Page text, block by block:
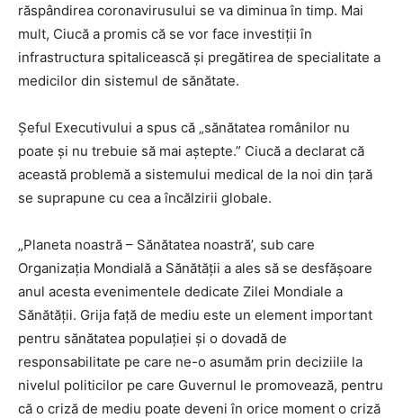
răspândirea coronavirusului se va diminua în timp. Mai
mult, Ciucă a promis că se vor face investiții în
infrastructura spitalicească și pregătirea de specialitate a
medicilor din sistemul de sănătate.
Șeful Executivului a spus că „sănătatea românilor nu
poate și nu trebuie să mai aștepte.” Ciucă a declarat că
această problemă a sistemului medical de la noi din țară
se suprapune cu cea a încălzirii globale.
„Planeta noastră – Sănătatea noastră’, sub care
Organizaţia Mondială a Sănătăţii a ales să se desfăşoare
anul acesta evenimentele dedicate Zilei Mondiale a
Sănătăţii. Grija faţă de mediu este un element important
pentru sănătatea populaţiei şi o dovadă de
responsabilitate pe care ne-o asumăm prin deciziile la
nivelul politicilor pe care Guvernul le promovează, pentru
că o criză de mediu poate deveni în orice moment o criză